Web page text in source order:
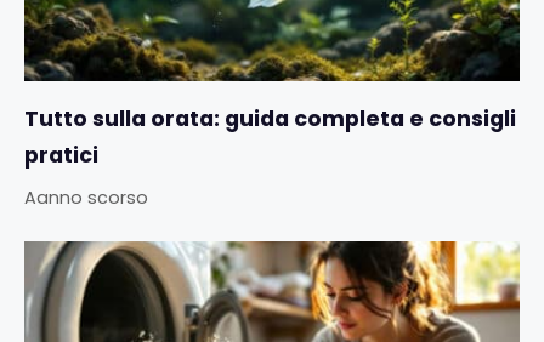
Tutto sulla orata: guida completa e consigli
pratici
Aanno scorso